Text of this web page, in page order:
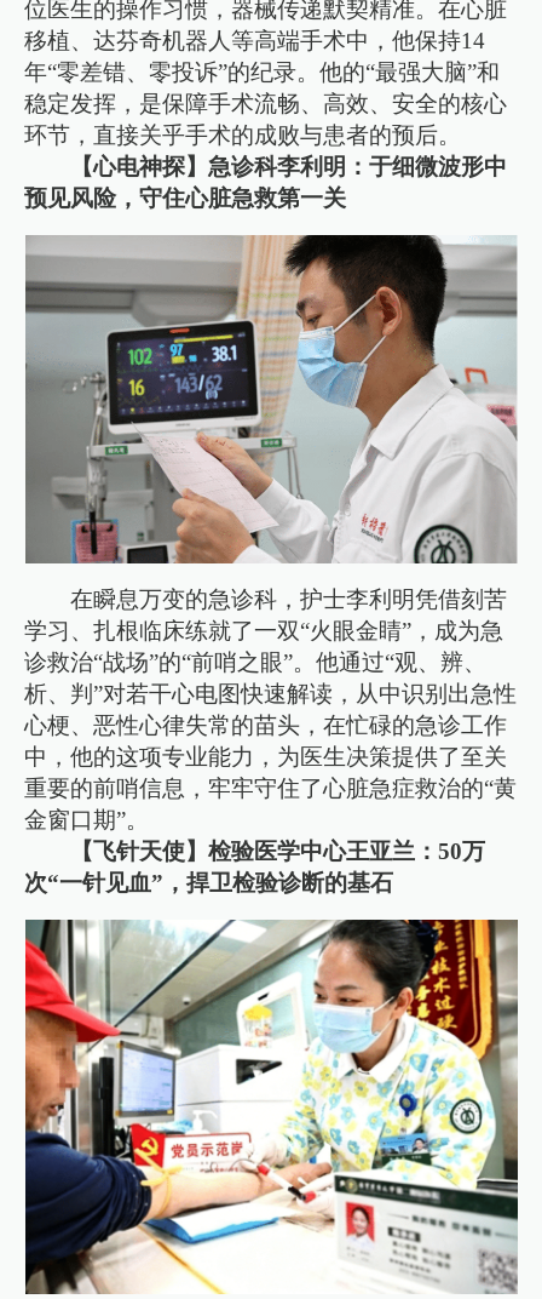
位医生的操作习惯，器械传递默契精准。在心脏
移植、达芬奇机器人等高端手术中，他保持14
年“零差错、零投诉”的纪录。他的“最强大脑”和
稳定发挥，是保障手术流畅、高效、安全的核心
环节，直接关乎手术的成败与患者的预后。
【心电神探】急诊科李利明：于细微波形中
预见风险，守住心脏急救第一关
在瞬息万变的急诊科，护士李利明凭借刻苦
学习、扎根临床练就了一双“火眼金睛”，成为急
诊救治“战场”的“前哨之眼”。他通过“观、辨、
析、判”对若干心电图快速解读，从中识别出急性
心梗、恶性心律失常的苗头，在忙碌的急诊工作
中，他的这项专业能力，为医生决策提供了至关
重要的前哨信息，牢牢守住了心脏急症救治的“黄
金窗口期”。
【飞针天使】检验医学中心王亚兰：50万
次“一针见血”，捍卫检验诊断的基石